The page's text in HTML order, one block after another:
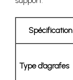
Spécification
Type d’agrafes